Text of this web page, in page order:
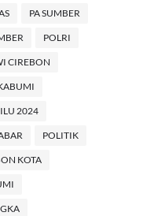
PA SUMBER
POLRI
CIREBON
2024
POLITIK
KOTA